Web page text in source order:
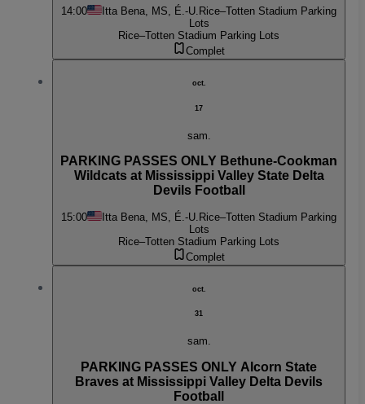
14:00 Itta Bena, MS, É.-U. Rice–Totten Stadium Parking
Lots
Rice–Totten Stadium Parking Lots
Complet
oct.
17
sam.
PARKING PASSES ONLY Bethune-Cookman
Wildcats at Mississippi Valley State Delta
Devils Football
15:00 Itta Bena, MS, É.-U. Rice–Totten Stadium Parking
Lots
Rice–Totten Stadium Parking Lots
Complet
oct.
31
sam.
PARKING PASSES ONLY Alcorn State
Braves at Mississippi Valley Delta Devils
Football